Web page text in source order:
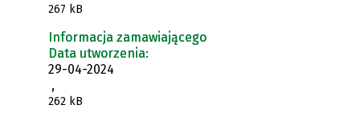
267 kB
Informacja zamawiającego
Data utworzenia:
29-04-2024
,
262 kB